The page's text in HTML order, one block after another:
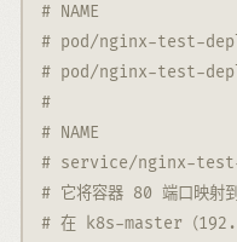
# NAME
# pod/nginx-test-
# pod/nginx-test-
#
# NAME
# service/nginx-
# 它将容器 80 端口映射
# 在 k8s-master（